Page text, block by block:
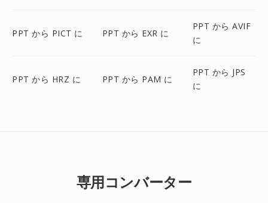
PPT から PICT に PPT から EXR に
PPT から AVIF
に
PPT から HRZ に PPT から PAM に
PPT から JPS
に
専用コンバーター